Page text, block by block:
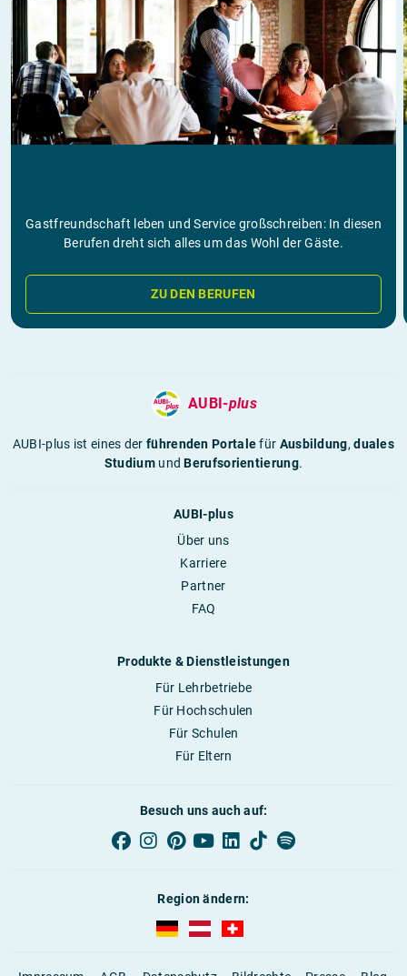
Gastfreundschaft leben und Service großschreiben: In diesen
Berufen dreht sich alles um das Wohl der Gäste.
ZU DEN BERUFEN
AUBI-plus
AUBI-plus ist eines derführenden Portalefür Ausbildung,duales
StudiumundBerufsorientierung.
AUBI-plus
Über uns
Karriere
Partner
FAQ
Produkte & Dienstleistungen
Für Lehrbetriebe
Für Hochschulen
Für Schulen
Für Eltern
Besuch uns auch auf:
Region ändern:
AUBI-plus Deutschland (deutsch)
AUBI-plus Österreich (deutsch)
AUBI-plus Schweiz